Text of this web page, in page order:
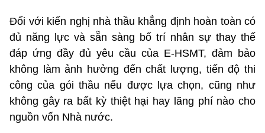
Đối với kiến nghị nhà thầu khẳng định hoàn toàn có
đủ năng lực và sẵn sàng bố trí nhân sự thay thế
đáp ứng đầy đủ yêu cầu của E-HSMT, đảm bảo
không làm ảnh hưởng đến chất lượng, tiến độ thi
công của gói thầu nếu được lựa chọn, cũng như
không gây ra bất kỳ thiệt hại hay lãng phí nào cho
nguồn vốn Nhà nước.